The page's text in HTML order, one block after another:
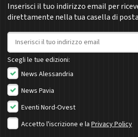
Inserisci il tuo indirizzo email per
direttamente nella tua casella di
Indirizzo email
Scegli le tue edizioni:
News Alessandria
News Pavia
Eventi Nord-Ovest
Accetto l'iscrizione e la Privacy Policy